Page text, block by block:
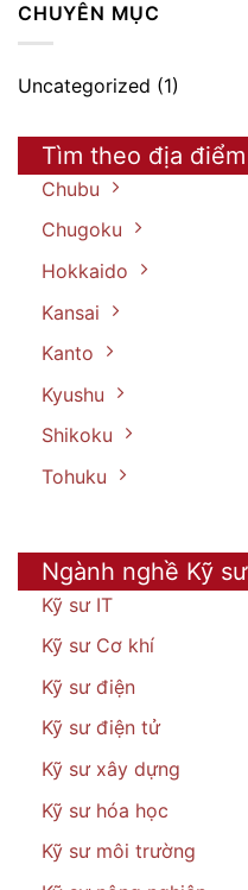
CHUYÊN MỤC
Uncategorized (1)
Tìm theo địa điểm
Chubu
Chugoku
Hokkaido
Kansai
Kanto
Kyushu
Shikoku
Tohuku
Ngành nghề Kỹ sư
Kỹ sư IT
Kỹ sư Cơ khí
Kỹ sư điện
Kỹ sư điện tử
Kỹ sư xây dựng
Kỹ sư hóa học
Kỹ sư môi trường